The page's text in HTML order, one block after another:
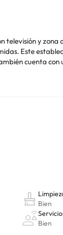
televisión y zona
Este
cuenta con